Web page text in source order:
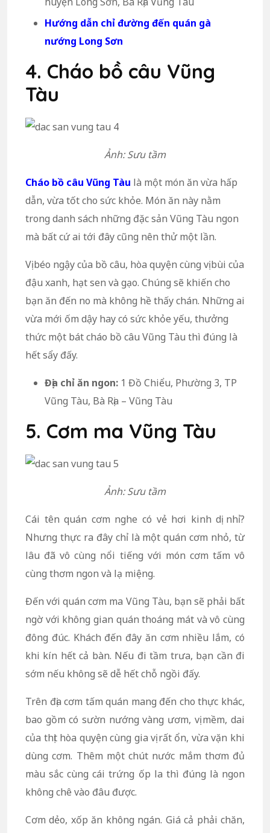
Hướng dẫn chỉ đường đến quán gà
nướng Long Sơn
4. Cháo bồ câu Vũng
Tàu
Ảnh: Sưu tầm
Cháo bồ câu Vũng Tàu là một món ăn vừa hấp
dẫn, vừa tốt cho sức khỏe. Món ăn này nằm
trong danh sách những đặc sản Vũng Tàu ngon
mà bất cứ ai tới đây cũng nên thử một lần.
Vị béo ngậy của bồ câu, hòa quyện cùng vị bùi của
đậu xanh, hạt sen và gạo. Chúng sẽ khiến cho
bạn ăn đến no mà không hề thấy chán. Những ai
vừa mới ốm dậy hay có sức khỏe yếu, thưởng
thức một bát cháo bồ câu Vũng Tàu thì đúng là
hết sẩy đấy.
Địa chỉ ăn ngon: 1 Đồ Chiểu, Phường 3, TP
Vũng Tàu, Bà Rịa – Vũng Tàu
5. Cơm ma Vũng Tàu
Ảnh: Sưu tầm
Cái tên quán cơm nghe có vẻ hơi kinh dị nhỉ?
Nhưng thực ra đây chỉ là một quán cơm nhỏ, từ
lâu đã vô cùng nổi tiếng với món cơm tấm vô
cùng thơm ngon và lạ miệng.
Đến với quán cơm ma Vũng Tàu, bạn sẽ phải bất
ngờ với không gian quán thoáng mát và vô cùng
đông đúc. Khách đến đây ăn cơm nhiều lắm, có
khi kín hết cả bàn. Nếu đi tầm trưa, bạn cần đi
sớm nếu không sẽ dễ hết chỗ ngồi đấy.
Trên địa cơm tấm quán mang đến cho thực khác,
bao gồm có sườn nướng vàng ươm, vị mềm, dai
của thịt hòa quyện cùng gia vị rất ổn, vừa vặn khi
dùng cơm. Thêm một chút nước mắm thơm đủ
màu sắc cùng cái trứng ốp la thì đúng là ngon
không chê vào đâu được.
Cơm dẻo, xốp ăn không ngán. Giá cả phải chăn,